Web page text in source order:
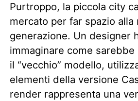
Purtroppo, la piccola city
mercato per far spazio alla
generazione. Un designer
immaginare come
il “vecchio” modello,
elementi della versione
render rappresenta una